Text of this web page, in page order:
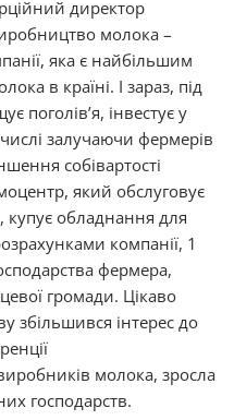
директор
молока –
яка є найбільшим
в країні. І зараз, під
поголівʼя, інвестує у
залучаючи фермерів
собівартості
який обслуговує
купує обладнання для
компанії, 1
фермера,
громади. Цікаво
збільшився інтерес до
молока, зросла
господарств.